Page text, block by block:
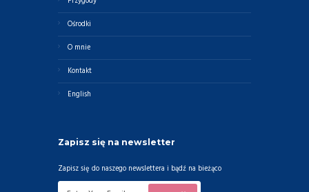
Ośrodki
O mnie
Kontakt
English
Zapisz się na newsletter
Zapisz się do naszego newslettera i bądź na bieżąco